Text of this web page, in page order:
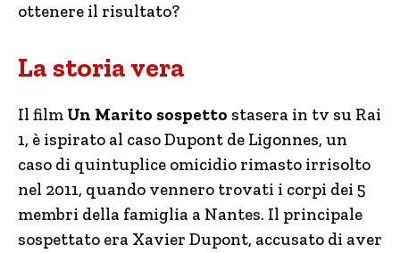
ottenere il risultato?
La storia vera
Il film Un Marito sospetto stasera in tv su Rai
1, è ispirato al caso Dupont de Ligonnes, un
caso di quintuplice omicidio rimasto irrisolto
nel 2011, quando vennero trovati i corpi dei 5
membri della famiglia a Nantes. Il principale
sospettato era Xavier Dupont, accusato di aver